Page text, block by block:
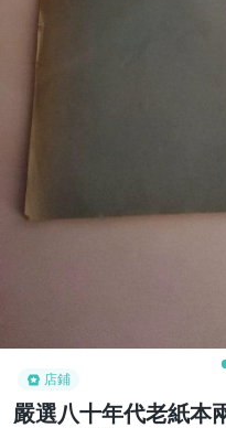
店鋪
嚴選八十年代老紙本